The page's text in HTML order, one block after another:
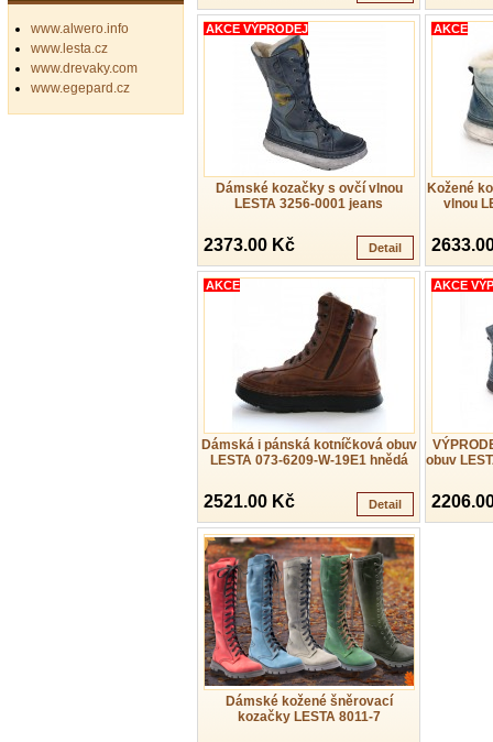
Dámské kozačky s ovčí vlnou
LESTA 3256-0001 jeans
AKCE VÝPRODEJ
2373.00 Kč Detail
Kožené
vlnou
AKCE
Dámská i pánská kotníčková obuv
LESTA 073-6209-W-19E1 hnědá
AKCE
2521.00 Kč Detail
obuv
AKCE
Dámské kožené šněrovací
kozačky LESTA 8011-7
www.alwero.info
www.lesta.cz
www.drevaky.com
www.egepard.cz